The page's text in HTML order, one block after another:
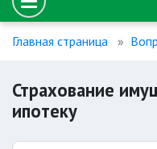
Главная страница
Страхование
ипотеку